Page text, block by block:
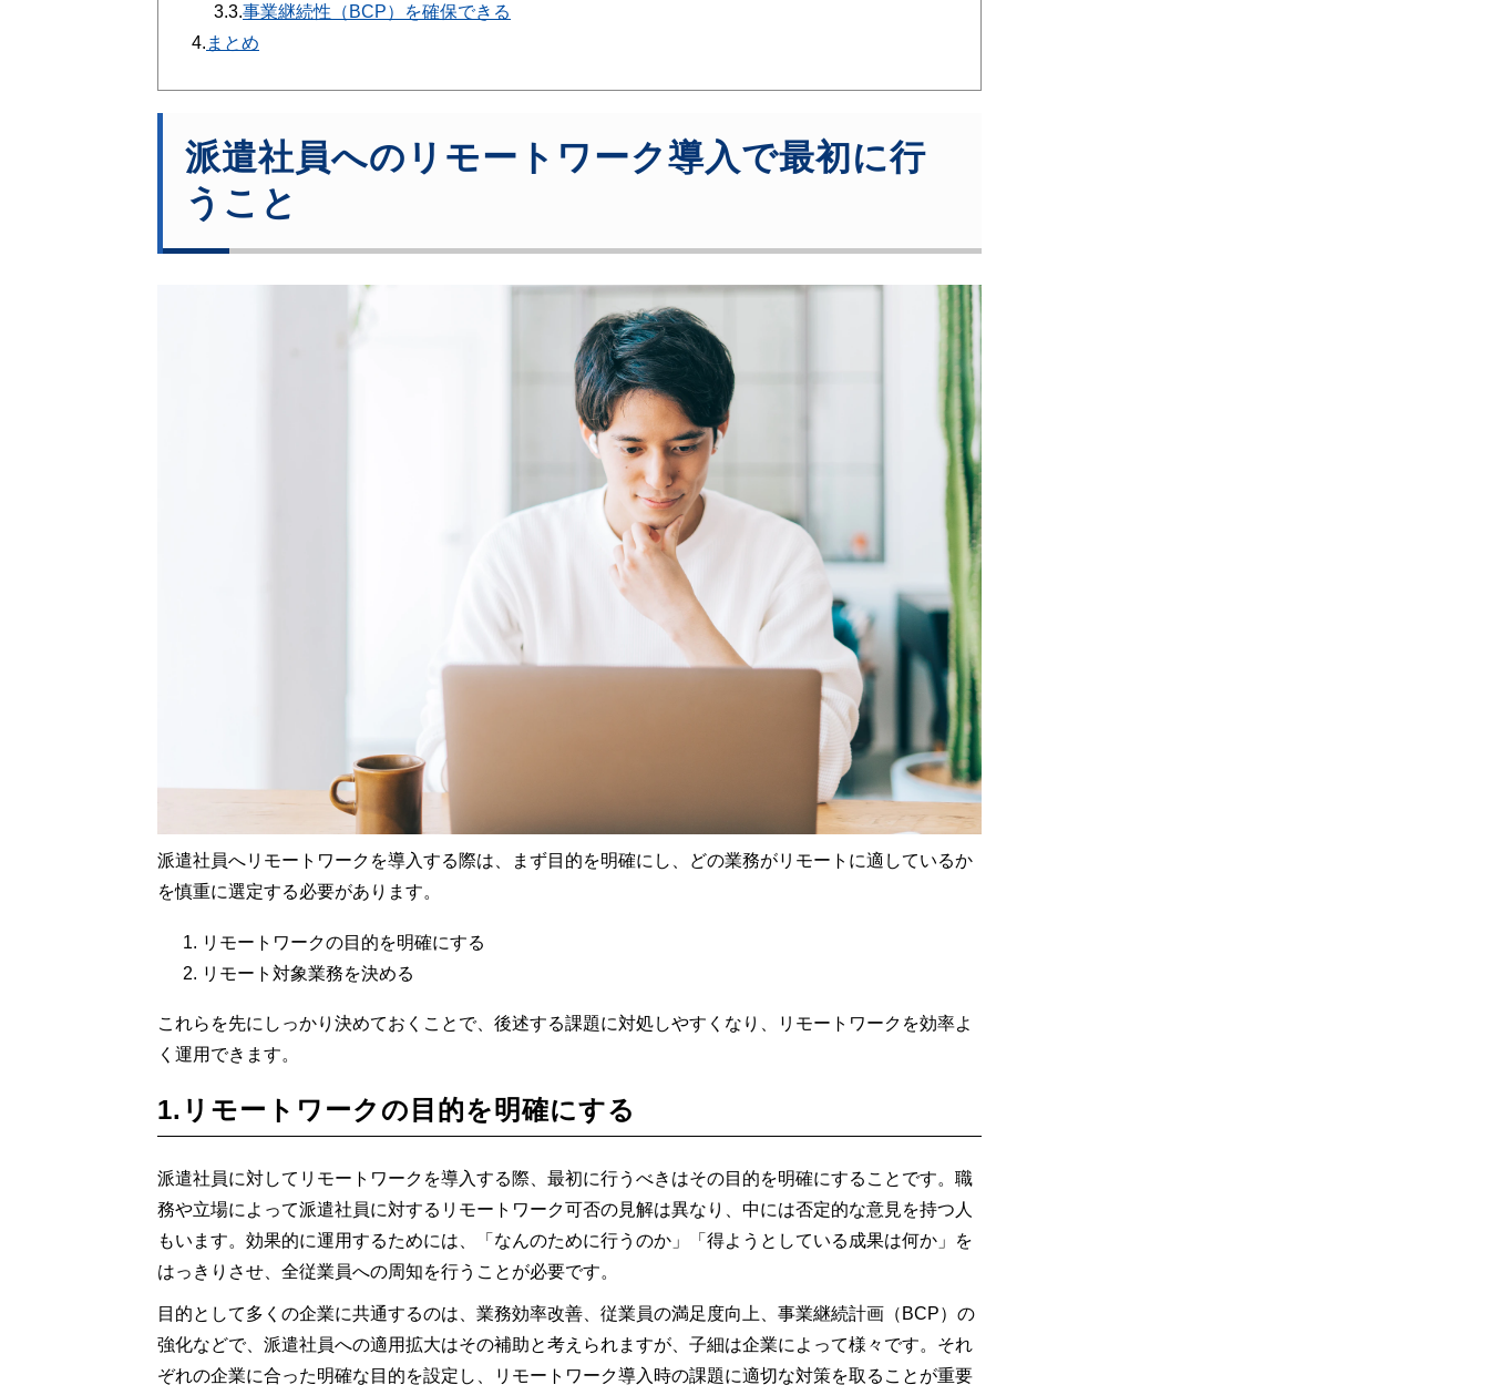
3.3.事業継続性（BCP）を確保できる
4. まとめ
派遣社員へのリモートワーク導入で最初に行
うこと
派遣社員へリモートワークを導入する際は、まず目的を明確にし、どの業務がリモートに適しているか
を慎重に選定する必要があります。
リモートワークの目的を明確にする
リモート対象業務を決める
これらを先にしっかり決めておくことで、後述する課題に対処しやすくなり、リモートワークを効率よ
く運用できます。
1.リモートワークの目的を明確にする
派遣社員に対してリモートワークを導入する際、最初に行うべきはその目的を明確にすることです。職
務や立場によって派遣社員に対するリモートワーク可否の見解は異なり、中には否定的な意見を持つ人
もいます。効果的に運用するためには、「なんのために行うのか」「得ようとしている成果は何か」を
はっきりさせ、全従業員への周知を行うことが必要です。
目的として多くの企業に共通するのは、業務効率改善、従業員の満足度向上、事業継続計画（BCP）の
強化などで、派遣社員への適用拡大はその補助と考えられますが、子細は企業によって様々です。それ
ぞれの企業に合った明確な目的を設定し、リモートワーク導入時の課題に適切な対策を取ることが重要